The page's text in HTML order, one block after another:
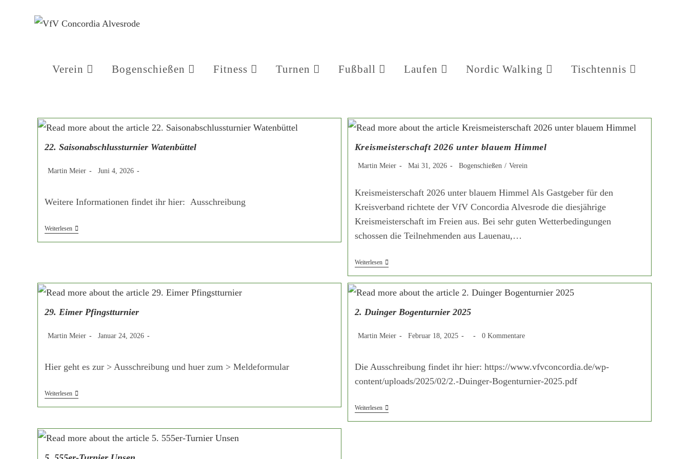
Verein Bogenschießen Fitness Turnen Fußball Laufen Nordic Walking Tischtennis
22. Saisonabschlussturnier Watenbüttel
Beitrags-
Martin Meier
Beitrag
Juni 4, 2026
Weitere Informationen findet ihr hier: Ausschreibung
Weiterlesen22.
Watenbüttel
Kreismeisterschaft 2026 unter blauem Himmel
Beitrags-
Martin Meier
Beitrag
Mai 31, 2026
Beitrags-
Bogenschießen / Verein
Kreismeisterschaft 2026 unter blauem Himmel Als Gastgeber für den
Kreisverband richtete der VfV Concordia Alvesrode die diesjährige
Kreismeisterschaft im Freien aus. Bei sehr guten Wetterbedingungen
schossen die Teilnehmenden aus Lauenau,…
WeiterlesenKreismeisterschaft
Unter
Himmel
29. Eimer Pfingstturnier
Beitrags-
Martin Meier
Beitrag
Januar 24, 2026
Hier geht es zur > Ausschreibung und huer zum > Meldeformular
Weiterlesen29.
Pfingstturnier
2. Duinger Bogenturnier 2025
Beitrags-
Martin Meier
Beitrag
Februar 18, 2025
Beitrags-Beitrags-
0 Kommentare
Die Ausschreibung findet ihr hier: https://www.vfvconcordia.de/wp-
content/uploads/2025/02/2.-Duinger-Bogenturnier-2025.pdf
Weiterlesen2.
Bogenturnier